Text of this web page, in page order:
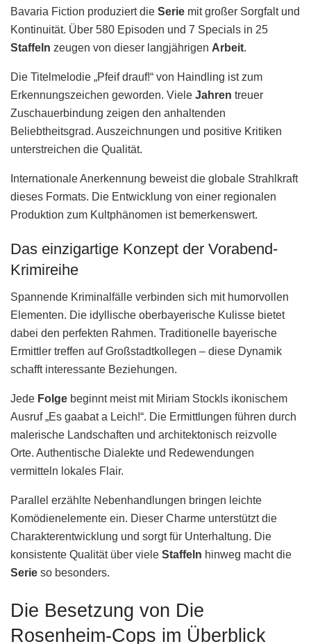
Bavaria Fiction produziert die Serie mit großer Sorgfalt und
Kontinuität. Über 580 Episoden und 7 Specials in 25
Staffeln zeugen von dieser langjährigen Arbeit.
Die Titelmelodie „Pfeif drauf!“ von Haindling ist zum
Erkennungszeichen geworden. Viele Jahren treuer
Zuschauerbindung zeigen den anhaltenden
Beliebtheitsgrad. Auszeichnungen und positive Kritiken
unterstreichen die Qualität.
Internationale Anerkennung beweist die globale Strahlkraft
dieses Formats. Die Entwicklung von einer regionalen
Produktion zum Kultphänomen ist bemerkenswert.
Das einzigartige Konzept der Vorabend-
Krimireihe
Spannende Kriminalfälle verbinden sich mit humorvollen
Elementen. Die idyllische oberbayerische Kulisse bietet
dabei den perfekten Rahmen. Traditionelle bayerische
Ermittler treffen auf Großstadtkollegen – diese Dynamik
schafft interessante Beziehungen.
Jede Folge beginnt meist mit Miriam Stockls ikonischem
Ausruf „Es gaabat a Leich!“. Die Ermittlungen führen durch
malerische Landschaften und architektonisch reizvolle
Orte. Authentische Dialekte und Redewendungen
vermitteln lokales Flair.
Parallel erzählte Nebenhandlungen bringen leichte
Komödienelemente ein. Dieser Charme unterstützt die
Charakterentwicklung und sorgt für Unterhaltung. Die
konsistente Qualität über viele Staffeln hinweg macht die
Serie so besonders.
Die Besetzung von Die
Rosenheim-Cops im Überblick